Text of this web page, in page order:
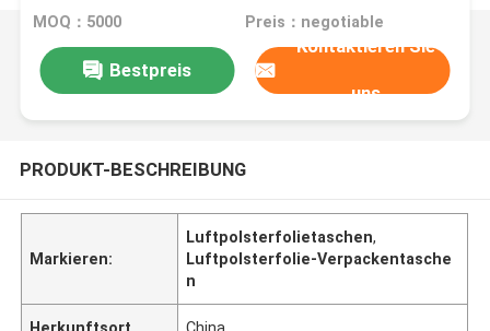
100cmx500m
MOQ：5000 Preis：negotiable
Bestpreis
Kontaktieren Sie
uns
PRODUKT-BESCHREIBUNG
Markieren:
Luftpolsterfolietaschen,
Luftpolsterfolie-Verpackentasche
n
Herkunftsort China